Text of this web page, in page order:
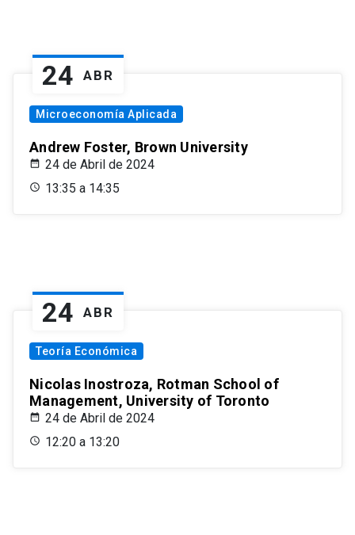
24 ABR
Microeconomía Aplicada
Andrew Foster, Brown University
24 de Abril de 2024
13:35 a 14:35
24 ABR
Teoría Económica
Nicolas Inostroza, Rotman School of
Management, University of Toronto
24 de Abril de 2024
12:20 a 13:20